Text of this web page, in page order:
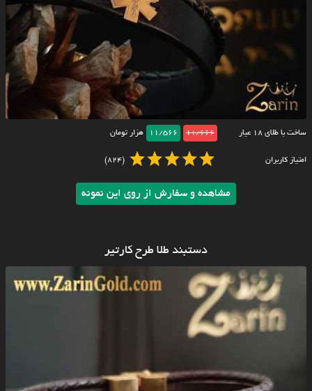
ساخت با طلای ۱۸ عیار 11/666
11/566 هزار تومان
امتیاز کاربران (824)
مشاهده و سفارش از روی این نمونه
دستبند طلا طرح کارتیر